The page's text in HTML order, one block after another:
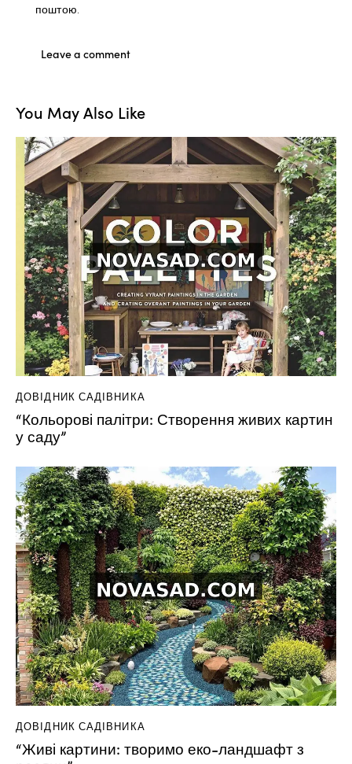
поштою.
You May Also Like
ДОВІДНИК САДІВНИКА
“Кольорові палітри: Створення живих картин
у саду”
ДОВІДНИК САДІВНИКА
“Живі картини: творимо еко-ландшафт з